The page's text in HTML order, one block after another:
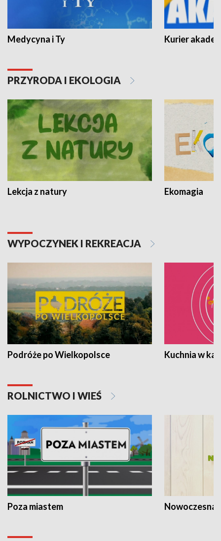
Medycyna i Ty Kurier
PRZYRODA I EKOLOGIA
Lekcja z natury Ekomagia
WYPOCZYNEK I REKREACJA
Podróże po Wielkopolsce Kuchnia w
ROLNICTWO I WIEŚ
Poza miastem Nowoczesna